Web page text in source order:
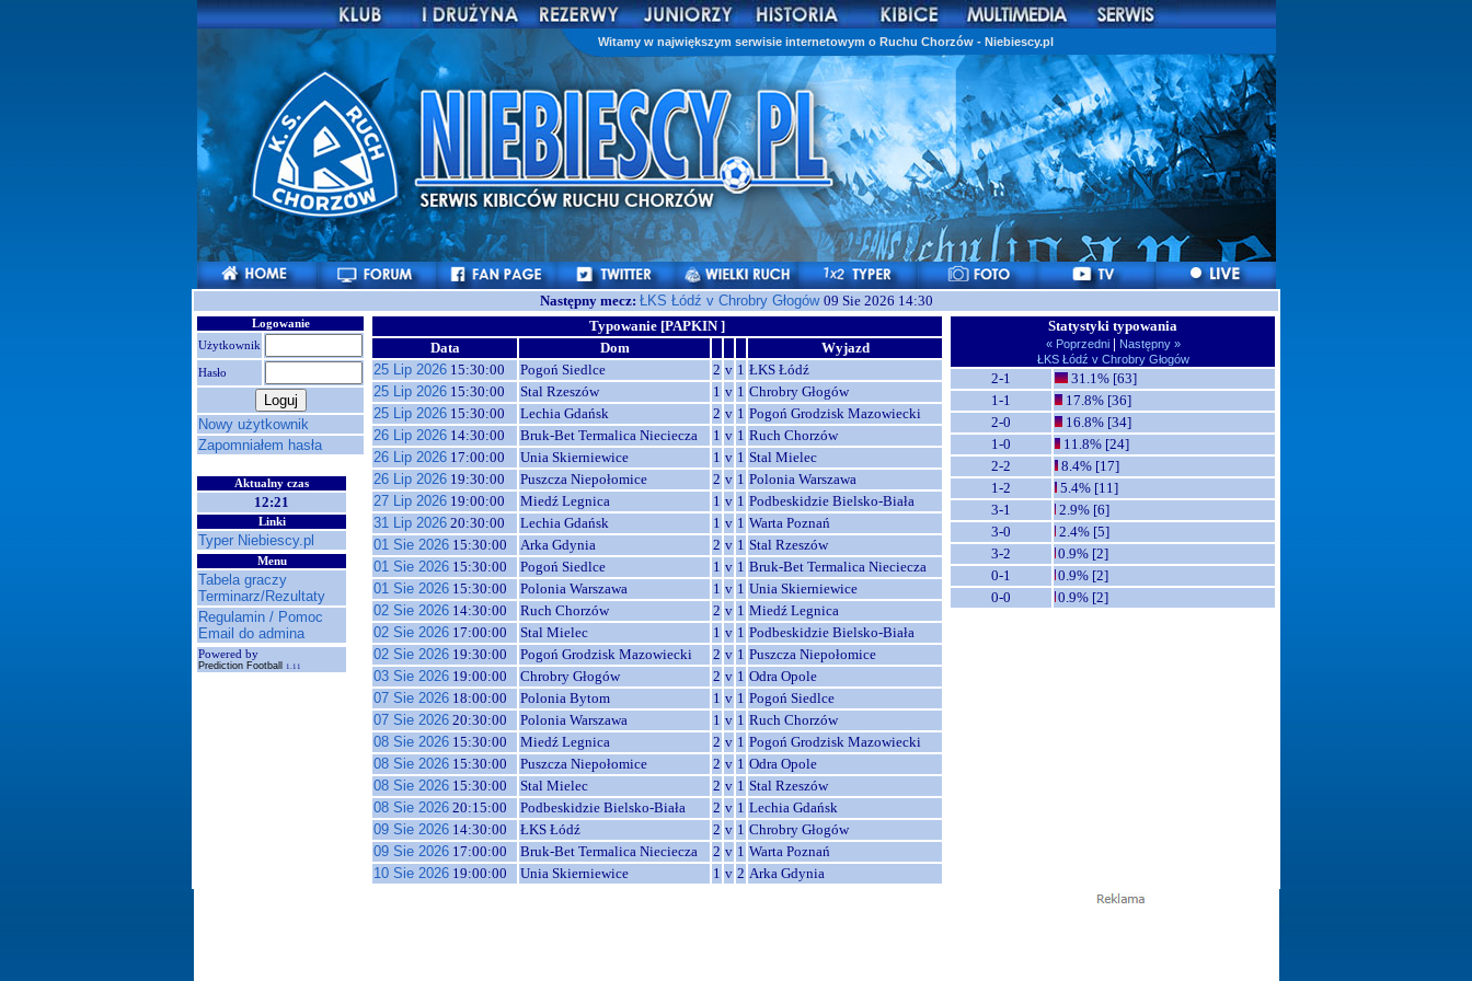
Witamy w największym serwisie internetowym o Ruchu Chorzów - Niebiescy.pl
Następny mecz: ŁKS Łódź v Chrobry Głogów 09 Sie 2026 14:30
Logowanie
Użytkownik
Hasło
Nowy użytkownik
Zapomniałem hasła
Aktualny czas
12:21
Linki
Typer Niebiescy.pl
Menu
Tabela graczy
Terminarz/Rezultaty
Regulamin / Pomoc
Email do admina
Powered by
Prediction Football 1.11
Typowanie [PAPKIN ]
Data
Dom
Wyjazd
25 Lip 2026 15:30:00 Pogoń Siedlce 2 v 1 ŁKS Łódź
25 Lip 2026 15:30:00 Stal Rzeszów 1 v 1 Chrobry Głogów
25 Lip 2026 15:30:00 Lechia Gdańsk 2 v 1 Pogoń Grodzisk Mazowiecki
26 Lip 2026 14:30:00 Bruk-Bet Termalica Nieciecza 1 v 1 Ruch Chorzów
26 Lip 2026 17:00:00 Unia Skierniewice 1 v 1 Stal Mielec
26 Lip 2026 19:30:00 Puszcza Niepołomice 2 v 1 Polonia Warszawa
27 Lip 2026 19:00:00 Miedź Legnica 1 v 1 Podbeskidzie Bielsko-Biała
31 Lip 2026 20:30:00 Lechia Gdańsk 1 v 1 Warta Poznań
01 Sie 2026 15:30:00 Arka Gdynia 2 v 1 Stal Rzeszów
01 Sie 2026 15:30:00 Pogoń Siedlce 1 v 1 Bruk-Bet Termalica Nieciecza
01 Sie 2026 15:30:00 Polonia Warszawa 1 v 1 Unia Skierniewice
02 Sie 2026 14:30:00 Ruch Chorzów 2 v 1 Miedź Legnica
02 Sie 2026 17:00:00 Stal Mielec 1 v 1 Podbeskidzie Bielsko-Biała
02 Sie 2026 19:30:00 Pogoń Grodzisk Mazowiecki 2 v 1 Puszcza Niepołomice
03 Sie 2026 19:00:00 Chrobry Głogów 2 v 1 Odra Opole
07 Sie 2026 18:00:00 Polonia Bytom 1 v 1 Pogoń Siedlce
07 Sie 2026 20:30:00 Polonia Warszawa 1 v 1 Ruch Chorzów
08 Sie 2026 15:30:00 Miedź Legnica 2 v 1 Pogoń Grodzisk Mazowiecki
08 Sie 2026 15:30:00 Puszcza Niepołomice 2 v 1 Odra Opole
08 Sie 2026 15:30:00 Stal Mielec 2 v 1 Stal Rzeszów
08 Sie 2026 20:15:00 Podbeskidzie Bielsko-Biała 2 v 1 Lechia Gdańsk
09 Sie 2026 14:30:00 ŁKS Łódź 2 v 1 Chrobry Głogów
09 Sie 2026 17:00:00 Bruk-Bet Termalica Nieciecza 2 v 1 Warta Poznań
10 Sie 2026 19:00:00 Unia Skierniewice 1 v 2 Arka Gdynia
Statystyki typowania
« Poprzedni | Następny »
ŁKS Łódź v Chrobry Głogów
2-1
31.1% [63]
1-1
17.8% [36]
2-0
16.8% [34]
1-0
11.8% [24]
2-2
8.4% [17]
1-2
5.4% [11]
3-1
2.9% [6]
3-0
2.4% [5]
3-2
0.9% [2]
0-1
0.9% [2]
0-0
0.9% [2]